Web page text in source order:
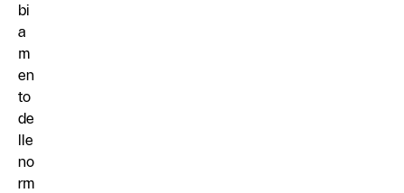
bi
a
m
en
to
de
lle
no
rm